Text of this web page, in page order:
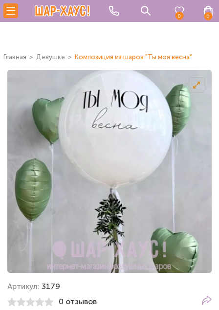
0 0
Главная Девушке Композиция из шаров "Ты моя весна"
Артикул: 3179
0 отзывов